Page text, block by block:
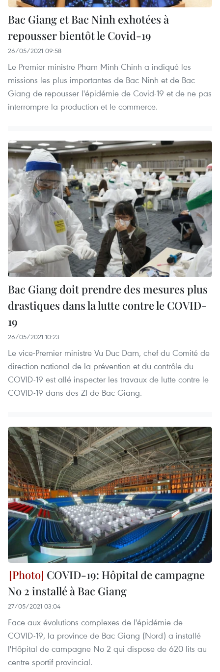
Bac Giang et Bac Ninh exhotées à
repousser bientôt le Covid-19
26/05/2021 09:58
Le Premier ministre Pham Minh Chinh a indiqué les
missions les plus importantes de Bac Ninh et de Bac
Giang de repousser l'épidémie de Covid-19 et de ne pas
interrompre la production et le commerce.
Bac Giang doit prendre des mesures plus
drastiques dans la lutte contre le COVID-
19
26/05/2021 10:23
Le vice-Premier ministre Vu Duc Dam, chef du Comité de
direction national de la prévention et du contrôle du
COVID-19 est allé inspecter les travaux de lutte contre le
COVID-19 dans des ZI de Bac Giang.
COVID-19: Hôpital de campagne
No 2 installé à Bac Giang
27/05/2021 03:04
Face aux évolutions complexes de l'épidémie de
COVID-19, la province de Bac Giang (Nord) a installé
l'Hôpital de campagne No 2 qui dispose de 620 lits au
centre sportif provincial.